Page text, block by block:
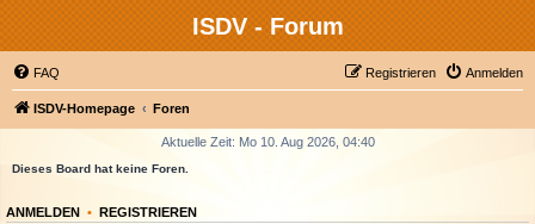
ISDV - Forum
FAQ Anmelden
Registrieren
ISDV-Homepage Foren
Aktuelle Zeit: Mo 10. Aug 2026, 04:40
Dieses Board hat keine Foren.
ANMELDEN • REGISTRIEREN